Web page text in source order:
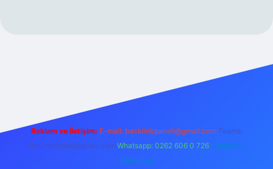
Reklam ve İletişim: E-mail: backlinkpaneli@gmail.com Teams:
forumhizmeti@gmail.com Whatsapp: 0262 606 0 726 Telegram:
@karabul